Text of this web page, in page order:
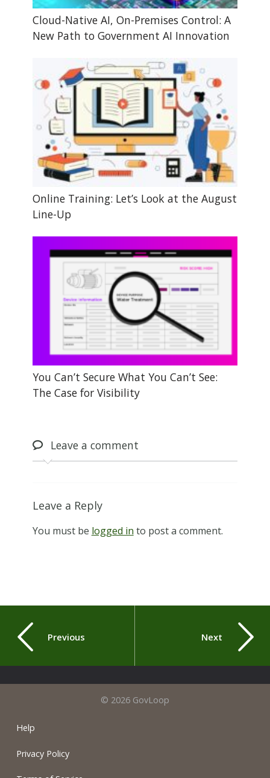
Cloud-Native AI, On-Premises Control: A
New Path to Government AI Innovation
Online Training: Let’s Look at the August
Line-Up
You Can’t Secure What You Can’t See:
The Case for Visibility
Leavea comment
Leave a Reply
You must be logged in to post a comment.
Previous Next
© 2026 GovLoop
Help
Privacy Policy